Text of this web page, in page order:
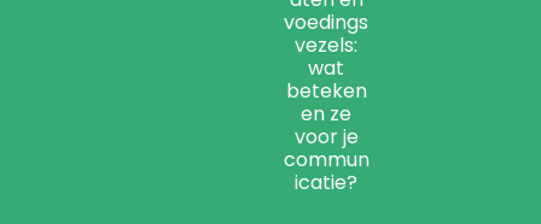
voedings
vezels:
wat
beteken
en ze
voor je
commun
icatie?